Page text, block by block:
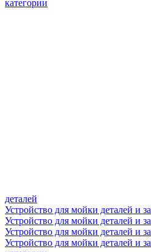
категории
деталей
Устройство для мойки деталей и
Устройство для мойки деталей и
Устройство для мойки деталей и
Устройство для мойки деталей и